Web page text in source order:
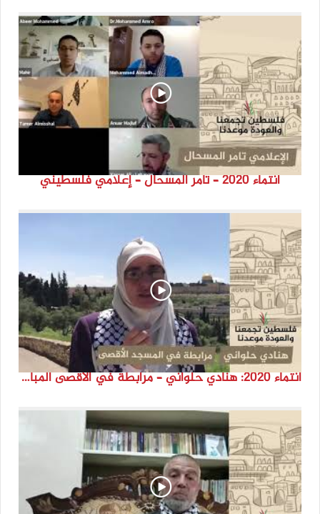
انتماء 2020 – تامر المسحال – إعلامي فلسطيني
انتماء 2020: هنادي حلواني – مرابطة في الأقصى المبارك